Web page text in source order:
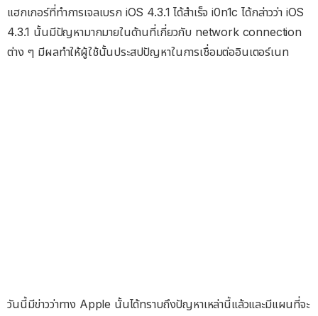
แฮกเกอร์ที่ทำการเจลเบรก iOS 4.3.1 ได้สำเร็จ i0n1c ได้กล่าวว่า iOS
4.3.1 นั้นมีปัญหามากมายในด้านที่เกี่ยวกับ network connection
ต่าง ๆ มีผลทำให้ผู้ใช้นั้นประสปปัญหาในการเชื่อมต่ออินเตอร์เนท
วันนี้มีข่าวว่าทาง Apple นั้นได้ทราบถึงปัญหาเหล่านี้แล้วและมีแผนที่จะ